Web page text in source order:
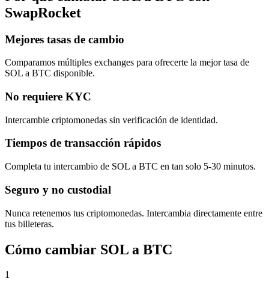
SwapRocket
Mejores tasas de cambio
Comparamos múltiples exchanges para ofrecerte la mejor tasa de
SOL a BTC disponible.
No requiere KYC
Intercambie criptomonedas sin verificación de identidad.
Tiempos de transacción rápidos
Completa tu intercambio de SOL a BTC en tan solo 5-30 minutos.
Seguro y no custodial
Nunca retenemos tus criptomonedas. Intercambia directamente entre
tus billeteras.
Cómo cambiar SOL a BTC
1